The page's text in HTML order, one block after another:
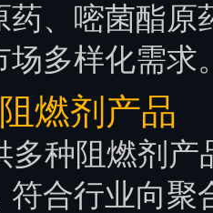
药、嘧菌酯原
场多样化需求
燃剂产品
种阻燃剂产
符合行业向聚